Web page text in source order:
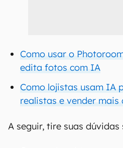
Como usar o
edita fotos com IA
Como lojistas usam IA
realistas e vender mais
A seguir, tire suas dúvidas